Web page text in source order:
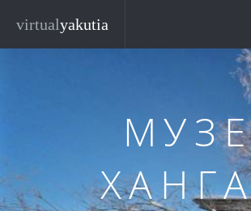
virtualyakutia